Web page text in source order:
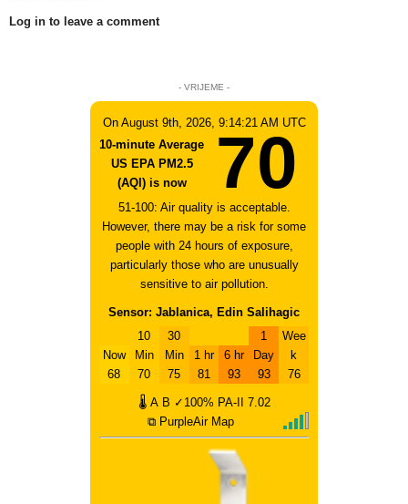
Log in to leave a comment
- VRIJEME -
On August 9th, 2026, 9:14:21 AM UTC
10-minute Average
US EPA PM2.5
(AQI) is now
70
51-100: Air quality is acceptable.
However, there may be a risk for some
people with 24 hours of exposure,
particularly those who are unusually
sensitive to air pollution.
Sensor: Jablanica, Edin Salihagic
Now
68
10
Min
70
30
Min
75
1 hr
81
6 hr
93
1
Day
93
Wee
k
76
🌡 A B ✓100% PA-II 7.02
⧉ PurpleAir Map